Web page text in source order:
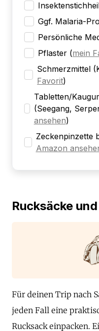
Ggf. Malaria-
Persönliche
Pflaster (mein
Schmerzmittel
Favorit)
Tabletten/
(Seegang,
ansehen)
Zeckenpinzette
Amazon
Rucksäcke
Für deinen Trip nach
jeden Fall eine
Rucksack einpacken.